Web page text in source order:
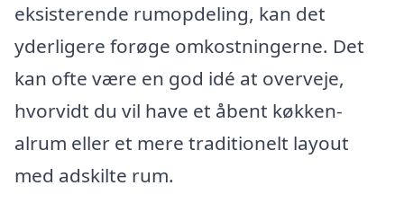
eksisterende rumopdeling, kan det
yderligere forøge omkostningerne. Det
kan ofte være en god idé at overveje,
hvorvidt du vil have et åbent køkken-
alrum eller et mere traditionelt layout
med adskilte rum.